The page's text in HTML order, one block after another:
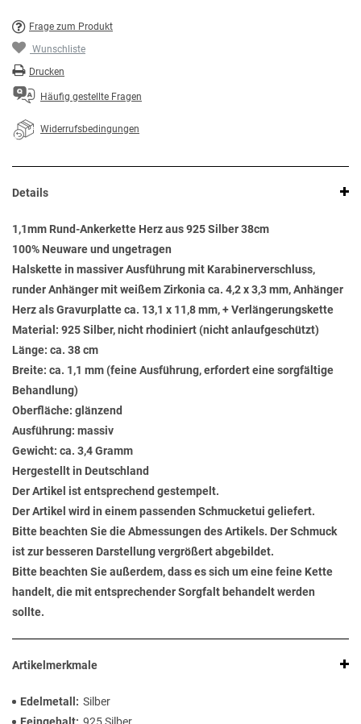
Frage zum Produkt
Wunschliste
Drucken
Häufig gestellte Fragen
Widerrufsbedingungen
Details
1,1mm Rund-Ankerkette Herz aus 925 Silber 38cm
100% Neuware und ungetragen
Halskette in massiver Ausführung mit Karabinerverschluss,
runder Anhänger mit weißem Zirkonia ca. 4,2 x 3,3 mm, Anhänger
Herz als Gravurplatte ca. 13,1 x 11,8 mm, + Verlängerungskette
Material: 925 Silber, nicht rhodiniert (nicht anlaufgeschützt)
Länge: ca. 38 cm
Breite: ca. 1,1 mm (feine Ausführung, erfordert eine sorgfältige
Behandlung)
Oberfläche: glänzend
Ausführung: massiv
Gewicht: ca. 3,4 Gramm
Hergestellt in Deutschland
Der Artikel ist entsprechend gestempelt.
Der Artikel wird in einem passenden Schmucketui geliefert.
Bitte beachten Sie die Abmessungen des Artikels. Der Schmuck
ist zur besseren Darstellung vergrößert abgebildet.
Bitte beachten Sie außerdem, dass es sich um eine feine Kette
handelt, die mit entsprechender Sorgfalt behandelt werden
sollte.
Artikelmerkmale
Edelmetall
Silber